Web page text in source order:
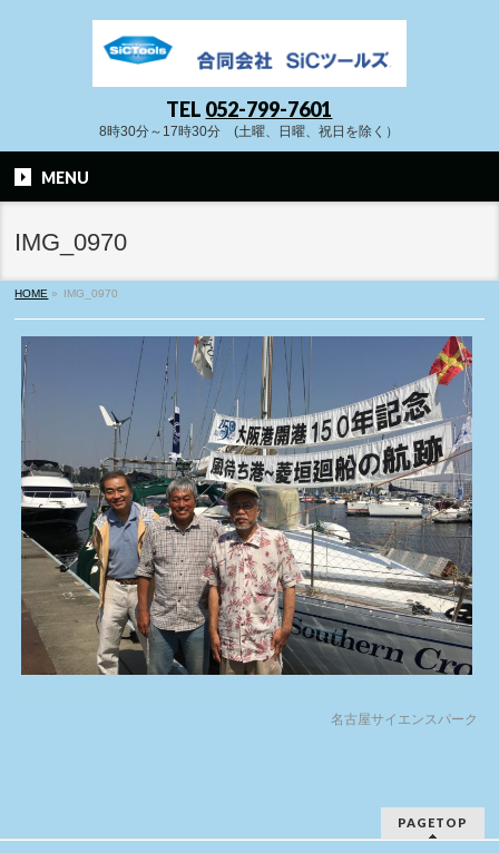
TEL 052-799-7601
8時30分～17時30分 (土曜、日曜、祝日を除く）
MENU
IMG_0970
HOME » IMG_0970
名古屋サイエンスパーク
PAGETOP